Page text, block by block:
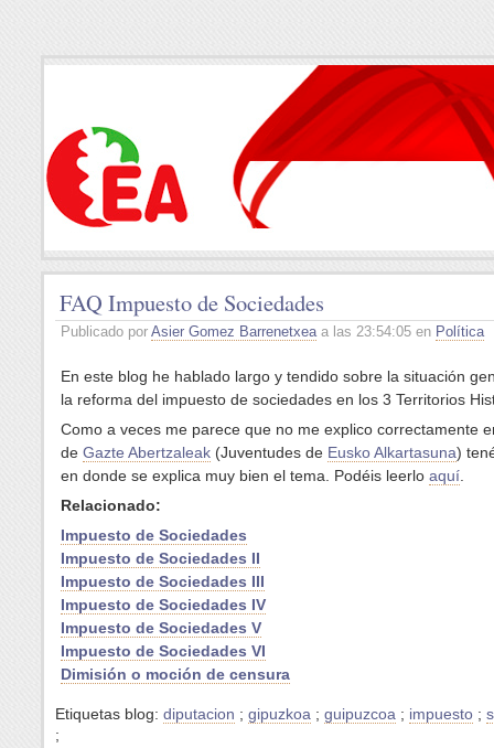
FAQ Impuesto de Sociedades
Publicado por Asier Gomez Barrenetxeaa las 23:54:05 en Política
En este blog he hablado largo y tendido sobre la situación
la reforma del impuesto de sociedades en los 3 Territorios
Como a veces me parece que no me explico correctamente
de Gazte Abertzaleak (Juventudes de Eusko Alkartasuna)
en donde se explica muy bien el tema. Podéis leerlo aquí
Relacionado:
Impuesto de Sociedades
Impuesto de Sociedades II
Impuesto de Sociedades III
Impuesto de Sociedades IV
Impuesto de Sociedades V
Impuesto de Sociedades VI
Dimisión o moción de censura
Etiquetas blog: diputacion ; gipuzkoa ; guipuzcoa ; impuesto ;
;